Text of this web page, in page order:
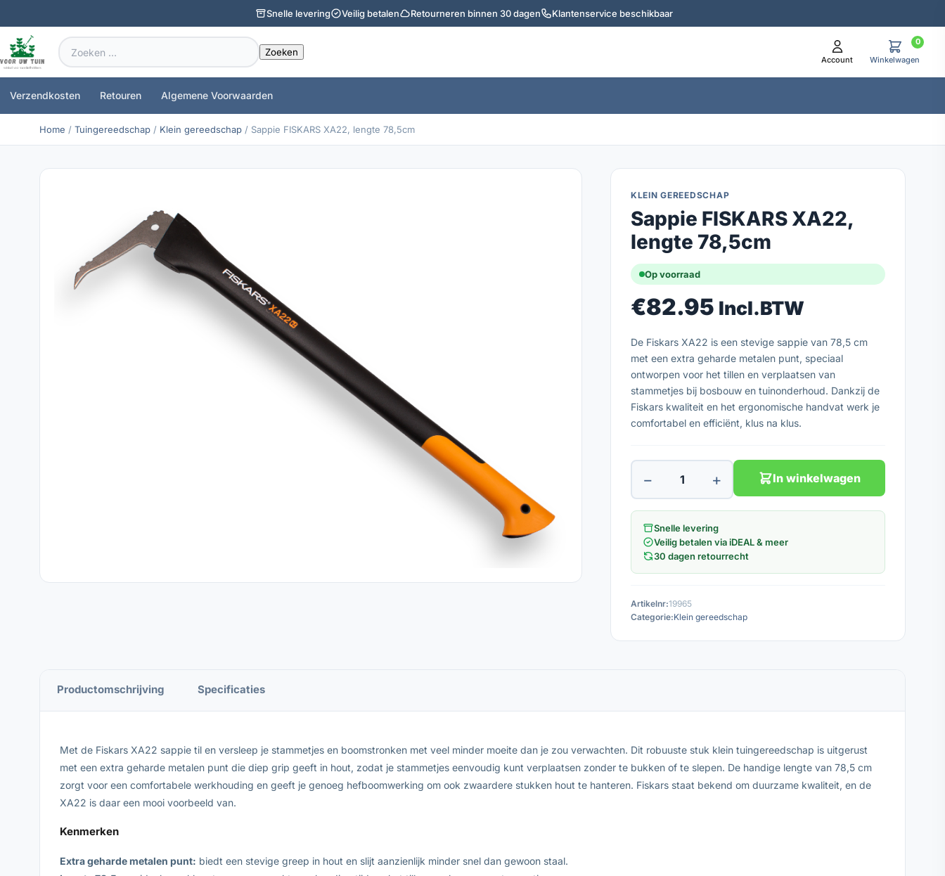
Snelle levering Veilig betalen Retourneren binnen 30 dagen Klantenservice beschikbaar
Zoeken
naar:
Account
0
Winkelwagen
Verzendkosten Retouren Algemene Voorwaarden
Home / Tuingereedschap / Klein gereedschap / Sappie FISKARS XA22, lengte 78,5cm
KLEIN GEREEDSCHAP
Sappie FISKARS XA22,
lengte 78,5cm
Op voorraad
€82.95 Incl.BTW
De Fiskars XA22 is een stevige sappie van 78,5 cm
met een extra geharde metalen punt, speciaal
ontworpen voor het tillen en verplaatsen van
stammetjes bij bosbouw en tuinonderhoud. Dankzij de
Fiskars kwaliteit en het ergonomische handvat werk je
comfortabel en efficiënt, klus na klus.
− + In winkelwagen
Snelle levering
Veilig betalen via iDEAL & meer
30 dagen retourrecht
Artikelnr:19965
Categorie:Klein gereedschap
Productomschrijving Specificaties
Met de Fiskars XA22 sappie til en versleep je stammetjes en boomstronken met veel minder moeite dan je zou verwachten. Dit robuuste stuk klein tuingereedschap is uitgerust
met een extra geharde metalen punt die diep grip geeft in hout, zodat je stammetjes eenvoudig kunt verplaatsen zonder te bukken of te slepen. De handige lengte van 78,5 cm
zorgt voor een comfortabele werkhouding en geeft je genoeg hefboomwerking om ook zwaardere stukken hout te hanteren. Fiskars staat bekend om duurzame kwaliteit, en de
XA22 is daar een mooi voorbeeld van.
Kenmerken
Extra geharde metalen punt: biedt een stevige greep in hout en slijt aanzienlijk minder snel dan gewoon staal.